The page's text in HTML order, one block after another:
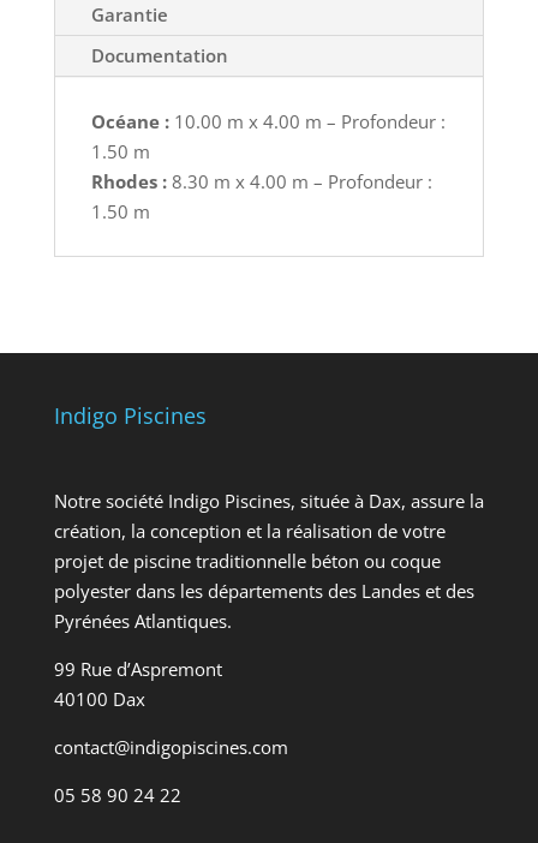
Garantie
Documentation
Océane :10.00 m x 4.00 m – Profondeur :
1.50 m
Rhodes :8.30 m x 4.00 m – Profondeur :
1.50 m
Indigo Piscines
Notre société Indigo Piscines, située à Dax, assure la
création, la conception et la réalisation de votre
projet de piscine traditionnelle béton ou coque
polyester dans les départements des Landes et des
Pyrénées Atlantiques.
99 Rue d’Aspremont
40100 Dax
contact@indigopiscines.com
05 58 90 24 22